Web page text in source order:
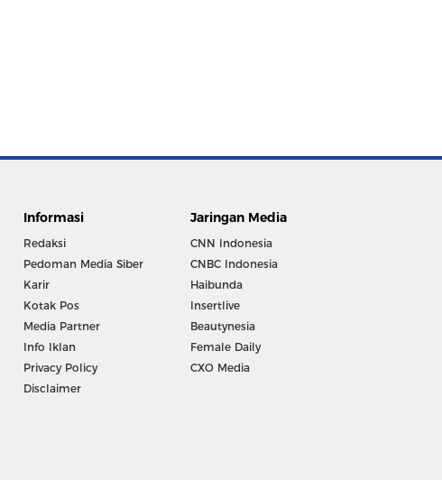
Informasi
Redaksi
Pedoman Media Siber
Karir
Kotak Pos
Media Partner
Info Iklan
Privacy Policy
Disclaimer
Jaringan Media
CNN Indonesia
CNBC Indonesia
Haibunda
Insertlive
Beautynesia
Female Daily
CXO Media